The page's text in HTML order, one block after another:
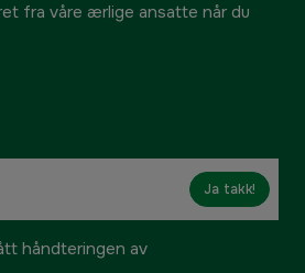
fra våre ærlige ansatte når du
Ja takk!
håndteringen av